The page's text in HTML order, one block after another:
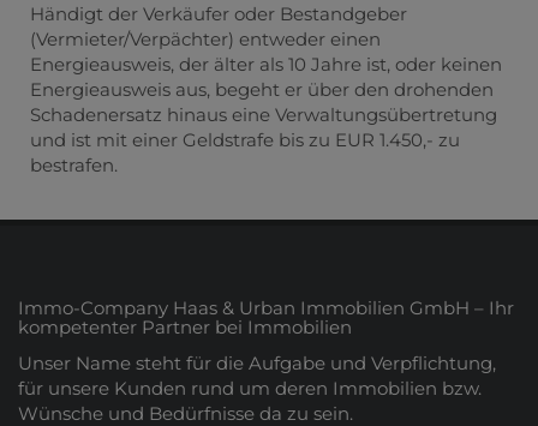
Händigt der Verkäufer oder Bestandgeber
(Vermieter/Verpächter) entweder einen
Energieausweis, der älter als 10 Jahre ist, oder keinen
Energieausweis aus, begeht er über den drohenden
Schadenersatz hinaus eine Verwaltungsübertretung
und ist mit einer Geldstrafe bis zu EUR 1.450,- zu
bestrafen.
Immo-Company Haas & Urban Immobilien GmbH – Ihr
kompetenter Partner bei Immobilien
Unser Name steht für die Aufgabe und Verpflichtung,
für unsere Kunden rund um deren Immobilien bzw.
Wünsche und Bedürfnisse da zu sein.